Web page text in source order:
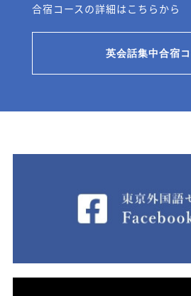
合宿コースの詳細はこちらから
英会話集中合宿